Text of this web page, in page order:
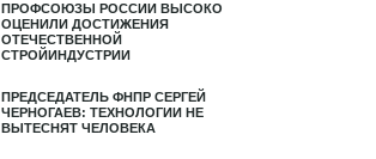
ПРОФСОЮЗЫ РОССИИ ВЫСОКО
ОЦЕНИЛИ ДОСТИЖЕНИЯ
ОТЕЧЕСТВЕННОЙ
СТРОЙИНДУСТРИИ
ПРЕДСЕДАТЕЛЬ ФНПР СЕРГЕЙ
ЧЕРНОГАЕВ: ТЕХНОЛОГИИ НЕ
ВЫТЕСНЯТ ЧЕЛОВЕКА